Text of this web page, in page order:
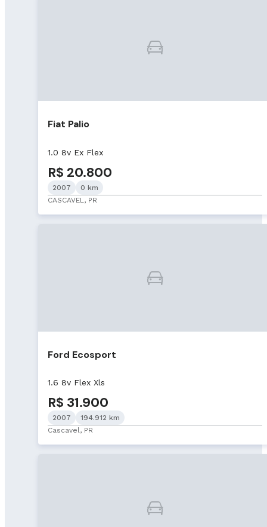
Fiat Palio
1.0 8v Ex Flex
R$ 20.800
2007
0 km
CASCAVEL, PR
Ford Ecosport
1.6 8v Flex Xls
R$ 31.900
2007
194.912 km
Cascavel, PR